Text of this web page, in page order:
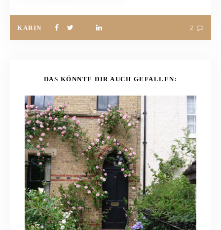
KARIN 2
DAS KÖNNTE DIR AUCH GEFALLEN: